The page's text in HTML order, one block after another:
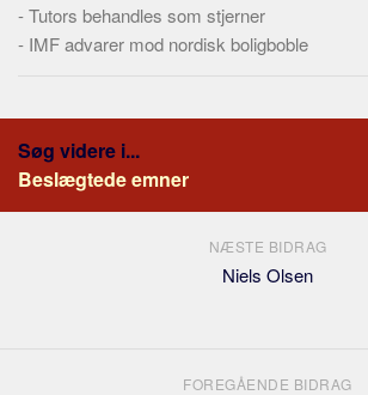
-Tutors behandles som stjerner
- IMF advarer mod nordisk boligboble
Søg videre i...
Beslægtede emner
NÆSTE BIDRAG
Niels Olsen
FOREGÅENDE BIDRAG